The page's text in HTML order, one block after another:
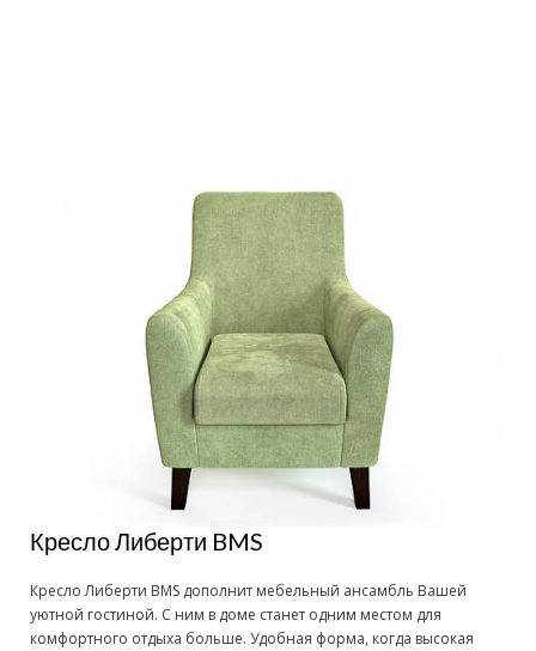
Кресло Либерти BMS
Кресло Либерти BMS дополнит мебельный ансамбль Вашей
уютной гостиной. С ним в доме станет одним местом для
комфортного отдыха больше. Удобная форма, когда высокая